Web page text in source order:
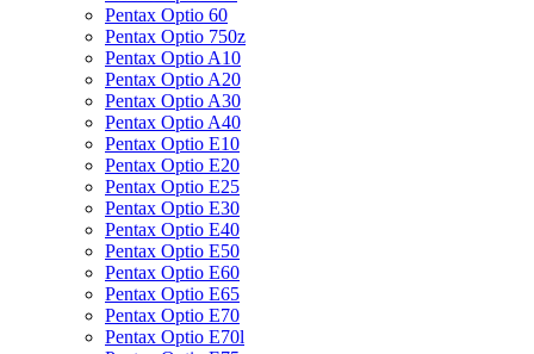
Pentax Optio 60
Pentax Optio 750z
Pentax Optio A10
Pentax Optio A20
Pentax Optio A30
Pentax Optio A40
Pentax Optio E10
Pentax Optio E20
Pentax Optio E25
Pentax Optio E30
Pentax Optio E40
Pentax Optio E50
Pentax Optio E60
Pentax Optio E65
Pentax Optio E70
Pentax Optio E70l